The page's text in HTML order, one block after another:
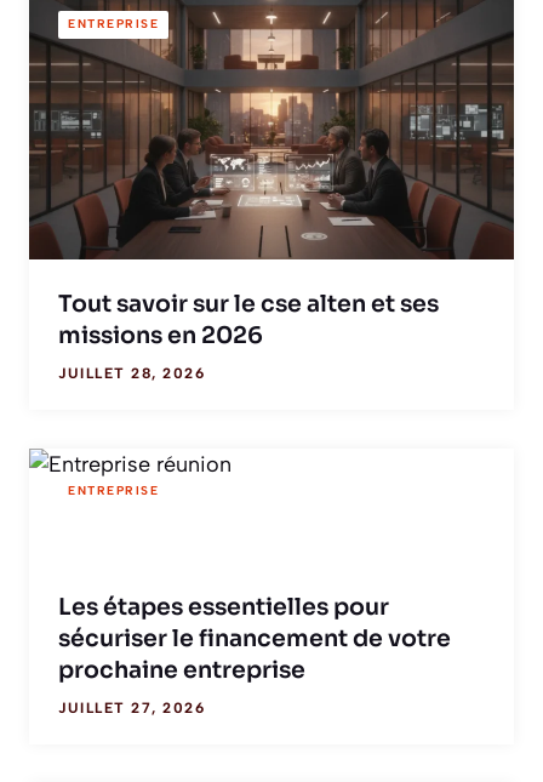
ENTREPRISE
Tout savoir sur le cse alten et ses
missions en 2026
JUILLET 28, 2026
ENTREPRISE
Les étapes essentielles pour
sécuriser le financement de votre
prochaine entreprise
JUILLET 27, 2026